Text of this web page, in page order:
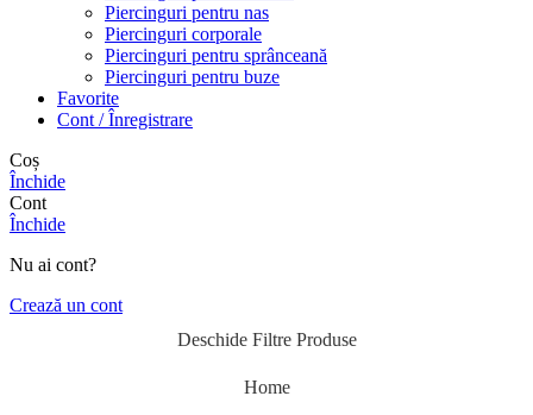
Piercinguri pentru nas
Piercinguri corporale
Piercinguri pentru sprânceană
Piercinguri pentru buze
Favorite
Cont / Înregistrare
Coș
Închide
Cont
Închide
Nu ai cont?
Crează un cont
Deschide Filtre Produse
Home